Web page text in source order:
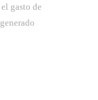
gasto de